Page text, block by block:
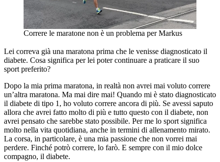
Correre le maratone non è un problema per Markus
Lei correva già una maratona prima che le venisse diagnosticato il
diabete. Cosa significa per lei poter continuare a praticare il suo
sport preferito?
Dopo la mia prima maratona, in realtà non avrei mai voluto correre
un’altra maratona. Ma mai dire mai! Quando mi è stato diagnosticato
il diabete di tipo 1, ho voluto correre ancora di più. Se avessi saputo
allora che avrei fatto molto di più e tutto questo con il diabete, non
avrei pensato che sarebbe stato possibile. Per me lo sport significa
molto nella vita quotidiana, anche in termini di allenamento mirato.
La corsa, in particolare, è una mia passione che non vorrei mai
perdere. Finché potrò correre, lo farò. E sempre con il mio dolce
compagno, il diabete.